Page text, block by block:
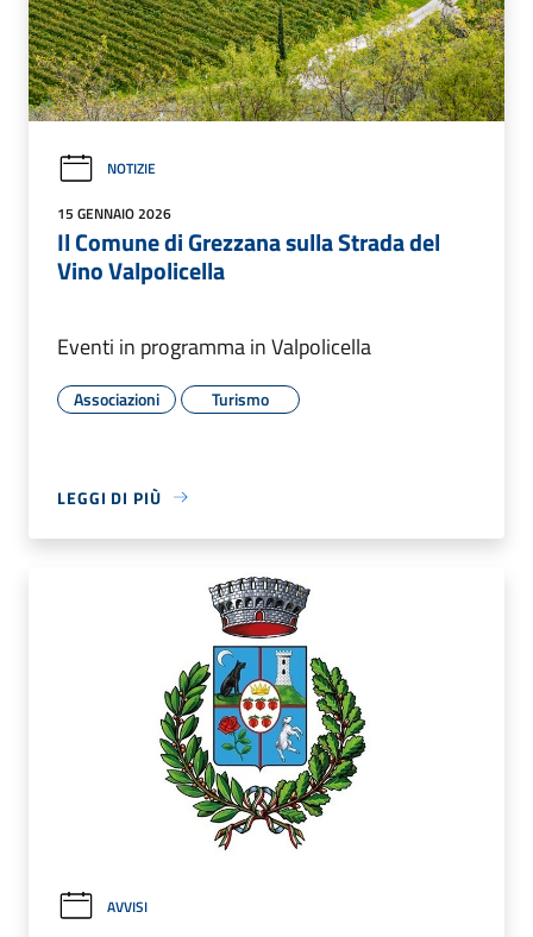
NOTIZIE
15 GENNAIO 2026
Il Comune di Grezzana sulla Strada del
Vino Valpolicella
Eventi in programma in Valpolicella
Associazioni Turismo
LEGGI DI PIÙ
AVVISI